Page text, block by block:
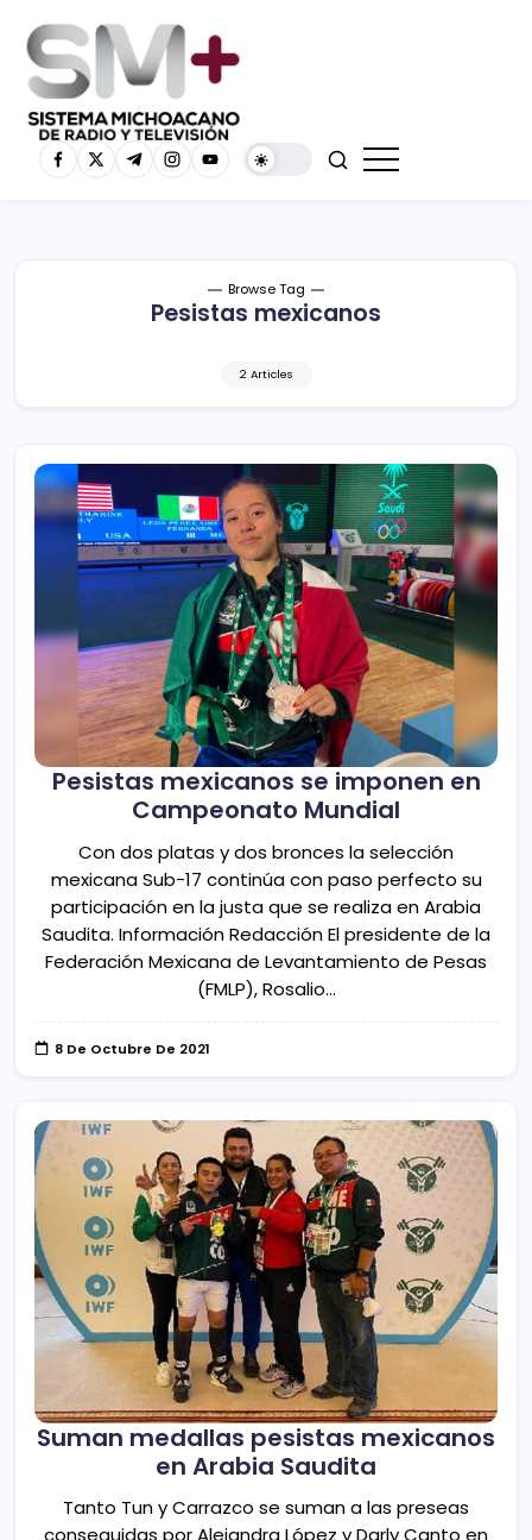
Browse Tag
Pesistas mexicanos
2 Articles
Pesistas mexicanos se imponen en
Campeonato Mundial
Con dos platas y dos bronces la selección
mexicana Sub-17 continúa con paso perfecto su
participación en la justa que se realiza en Arabia
Saudita. Información Redacción El presidente de la
Federación Mexicana de Levantamiento de Pesas
(FMLP), Rosalio…
8 De Octubre De 2021
Suman medallas pesistas mexicanos
en Arabia Saudita
Tanto Tun y Carrazco se suman a las preseas